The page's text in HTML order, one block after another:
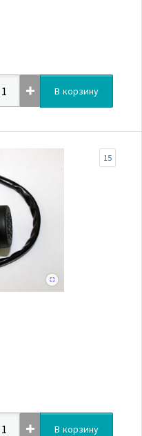
В корзину
15
В корзину